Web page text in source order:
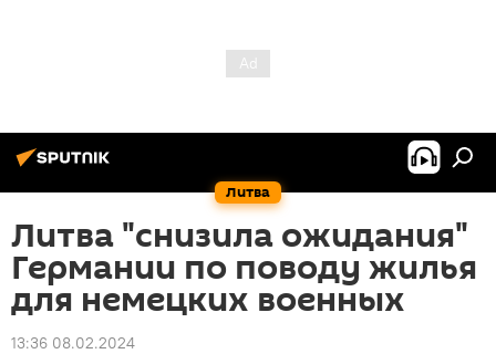
Литва
Литва "снизила ожидания"
Германии по поводу жилья
для немецких военных
13:36 08.02.2024